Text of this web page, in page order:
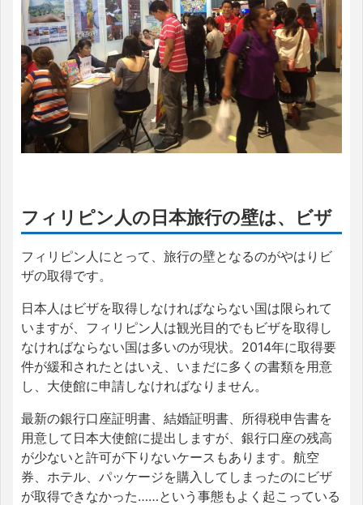
フィリピン人の日本旅行の壁は、ビザ
フィリピン人にとって、旅行の壁となるのがやはりビ
ザの取得です。
日本人はビザを取得しなければならない国は限られて
いますが、フィリピン人は観光目的でもビザを取得し
なければならない国は多いのが現状。2014年に取得要
件が緩和されたとはいえ、いまだに多くの書類を用意
し、大使館に申請しなければなりません。
最新の銀行口座証明書、結婚証明書、所得税申告書を
用意して日本大使館に提出しますが、銀行口座の残高
が少ないと許可が下りないケースもあります。航空
券、ホテル、パッケージを購入してしまったのにビザ
が取得できなかった……という事態もよく起こっている